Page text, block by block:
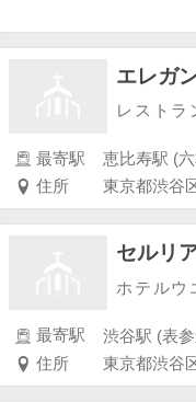
エレガ
レストラ
最寄駅
住所
東京都渋谷
セルリ
ホテルウ
最寄駅
渋谷駅 (表
住所
東京都渋谷